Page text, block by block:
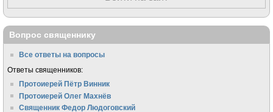
Вопрос священнику
Все ответы на вопросы
Ответы священников:
Протоиерей Пётр Винник
Протоиерей Олег Махнёв
Священник Федор Людоговский